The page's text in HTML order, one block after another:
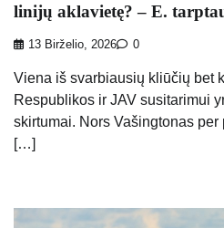
linijų aklavietę? – E.
13 Birželio, 2026 0
Viena iš svarbiausių kliūčių bet
Respublikos ir JAV susitarimui
skirtumai. Nors Vašingtonas
[…]